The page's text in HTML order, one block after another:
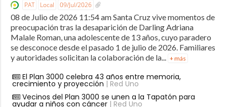
PAT Local 09/Jul/2026
08 de Julio de 2026 11:54 am Santa Cruz vive momentos de
preocupación tras la desaparición de Darling Adriana
Malale Roman, una adolescente de 13 años, cuyo paradero
se desconoce desde el pasado 1 de julio de 2026. Familiares
y autoridades solicitan la colaboración de la... + más
El Plan 3000 celebra 43 años entre memoria,
crecimiento y proyección | Red Uno
Vecinos del Plan 3000 se unen a la Tapatón para
ayudar a niños con cáncer| Red Uno